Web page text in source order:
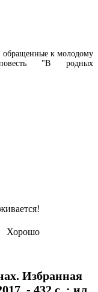
обращенные к молодому
"В родных
Хорошо
Избранная